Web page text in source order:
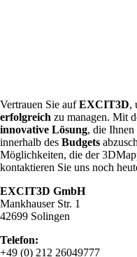
Vertrauen Sie aufEXCIT3D,
erfolgreich zu managen. Mit
innovative Lösung, die
innerhalb des Budgets
Möglichkeiten, die der
kontaktieren Sie uns noch
EXCIT3D GmbH
Mankhauser Str. 1
42699 Solingen
Telefon:
+49 (0) 212 26049777